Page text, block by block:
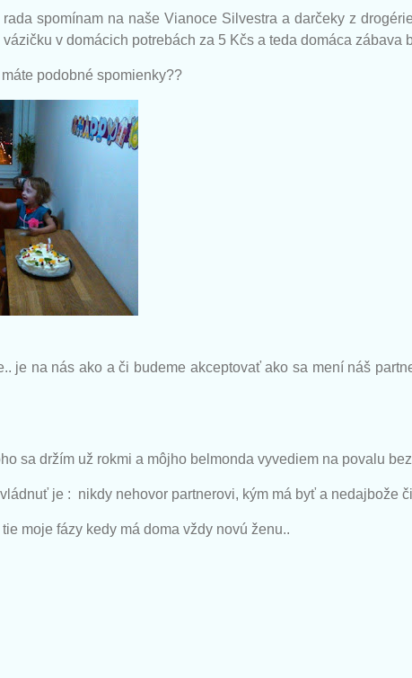
spomínam na naše Vianoce Silvestra a darčeky z
v domácich potrebách za 5 Kčs a teda domáca zábava
podobné spomienky??
je na nás ako a či budeme akceptovať ako sa mení náš
sa držím už rokmi a môjho belmonda vyvediem na povalu
je : nikdy nehovor partnerovi, kým má byť a nedajbože
moje fázy kedy má doma vždy novú ženu..